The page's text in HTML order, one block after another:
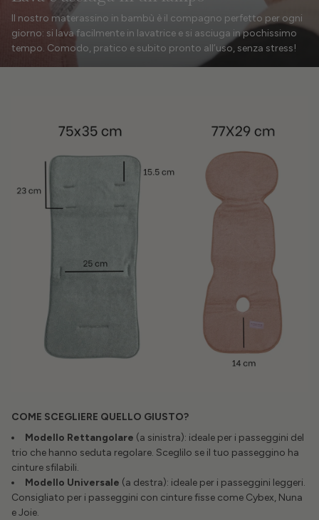
Il nostro materassino in bambù è il compagno perfetto per ogni
giorno: si lava facilmente in lavatrice e si asciuga in pochissimo
tempo. Comodo, pratico e subito pronto all’uso, senza stress!
COME SCEGLIERE QUELLO GIUSTO?
Modello Rettangolare (a sinistra): ideale per i passeggini del
trio che hanno seduta regolare. Sceglilo se il tuo passeggino ha
cinture sfilabili.
Modello Universale (a destra): ideale per i passeggini leggeri.
Consigliato per i passeggini con cinture fisse come Cybex, Nuna
e Joie.